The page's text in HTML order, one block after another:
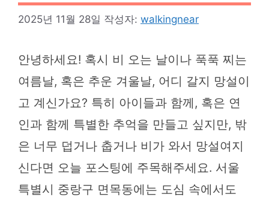
2025년 11월 28일 작성자: walkingnear
안녕하세요! 혹시 비 오는 날이나 푹푹 찌는
여름날, 혹은 추운 겨울날, 어디 갈지 망설이
고 계신가요? 특히 아이들과 함께, 혹은 연
인과 함께 특별한 추억을 만들고 싶지만, 밖
은 너무 덥거나 춥거나 비가 와서 망설여지
신다면 오늘 포스팅에 주목해주세요. 서울
특별시 중랑구 면목동에는 도심 속에서도